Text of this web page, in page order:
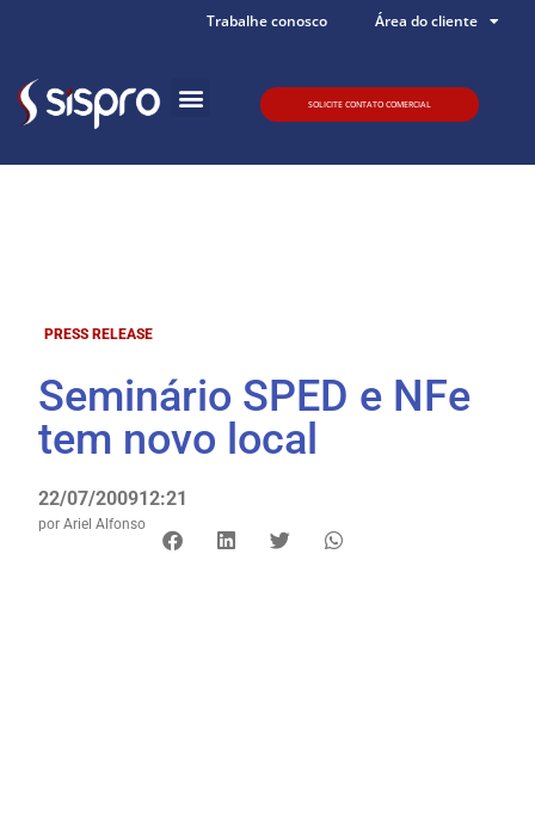
Trabalhe conosco Área do cliente
SOLICITE CONTATO COMERCIAL
PRESS RELEASE
Seminário SPED e NFe
tem novo local
22/07/200912:21
por Ariel Alfonso